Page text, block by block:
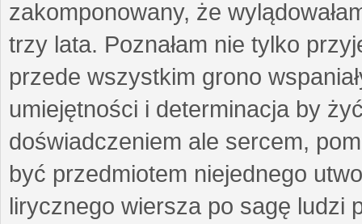
zakomponowany, że
trzy lata. Poznałam nie tylko
przede wszystkim grono
umiejętności i determinacja by
doświadczeniem ale sercem,
być przedmiotem niejednego
lirycznego wiersza po sagę ludzi